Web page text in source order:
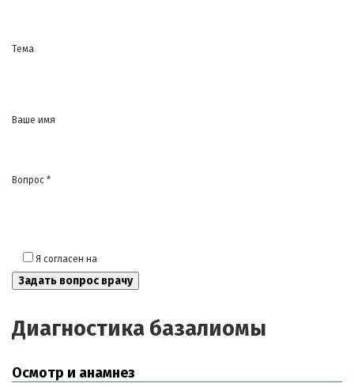
Тема
Ваше имя
Вопрос *
Я согласен на
Диагностика базалиомы
Осмотр и анамнез